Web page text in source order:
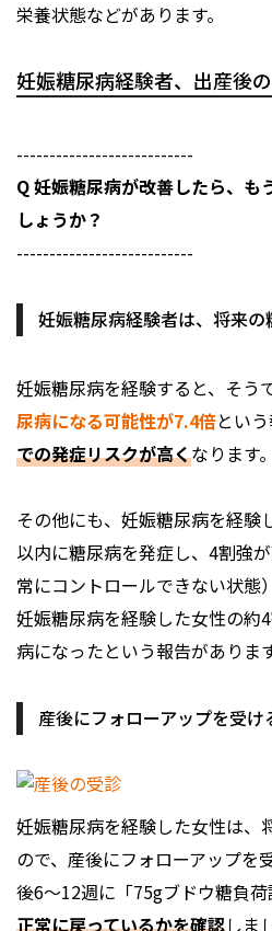
栄養状態などがあります。
妊娠糖尿病経験者、出産後
---------------------------
Q 妊娠糖尿病が改善したら、も
しょうか？
---------------------------
妊娠糖尿病経験者は、将来
妊娠糖尿病を経験すると、そう
尿病になる可能性が7.4倍とい
での発症リスクが高くなります。
その他にも、妊娠糖尿病を経験
以内に糖尿病を発症し、4割強
常にコントロールできない状態
妊娠糖尿病を経験した女性の約
病になったという報告があります
産後にフォローアップを受け
妊娠糖尿病を経験した女性は、
ので、産後にフォローアップを
後6〜12週に「75gブドウ糖負荷
正常に戻っているかを確認しま